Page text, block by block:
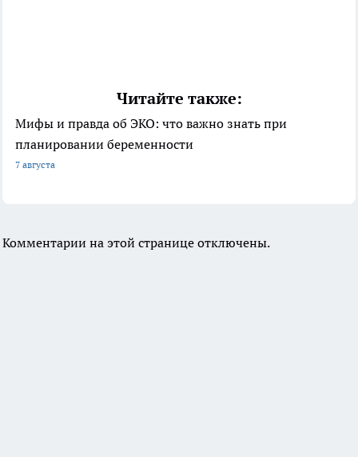
Читайте также:
Мифы и правда об ЭКО: что важно знать при
планировании беременности
7 августа
Комментарии на этой странице отключены.